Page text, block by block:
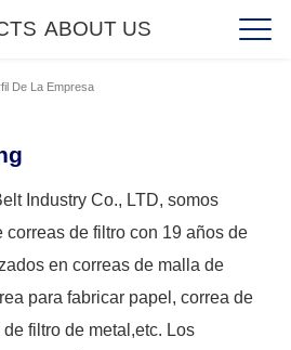
ABOUT US
De La Empresa
Industry Co., LTD, somos
correas de filtro con 19 años de
en correas de malla de
para fabricar papel, correa de
filtro de metal,etc. Los